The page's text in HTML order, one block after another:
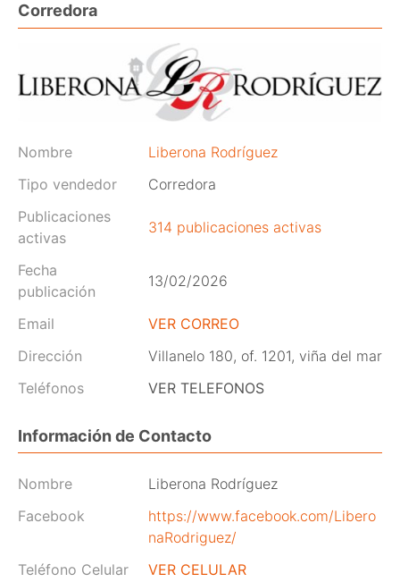
Corredora
Nombre
Liberona Rodríguez
Tipo vendedor
Corredora
Publicaciones
activas
314 publicaciones activas
Fecha
publicación
13/02/2026
Email
VER CORREO
Dirección
Villanelo 180, of. 1201, viña del mar
Teléfonos
VER TELEFONOS
Información de Contacto
Nombre
Liberona Rodríguez
Facebook
https://www.facebook.com/Libero
naRodriguez/
Teléfono Celular
VER CELULAR